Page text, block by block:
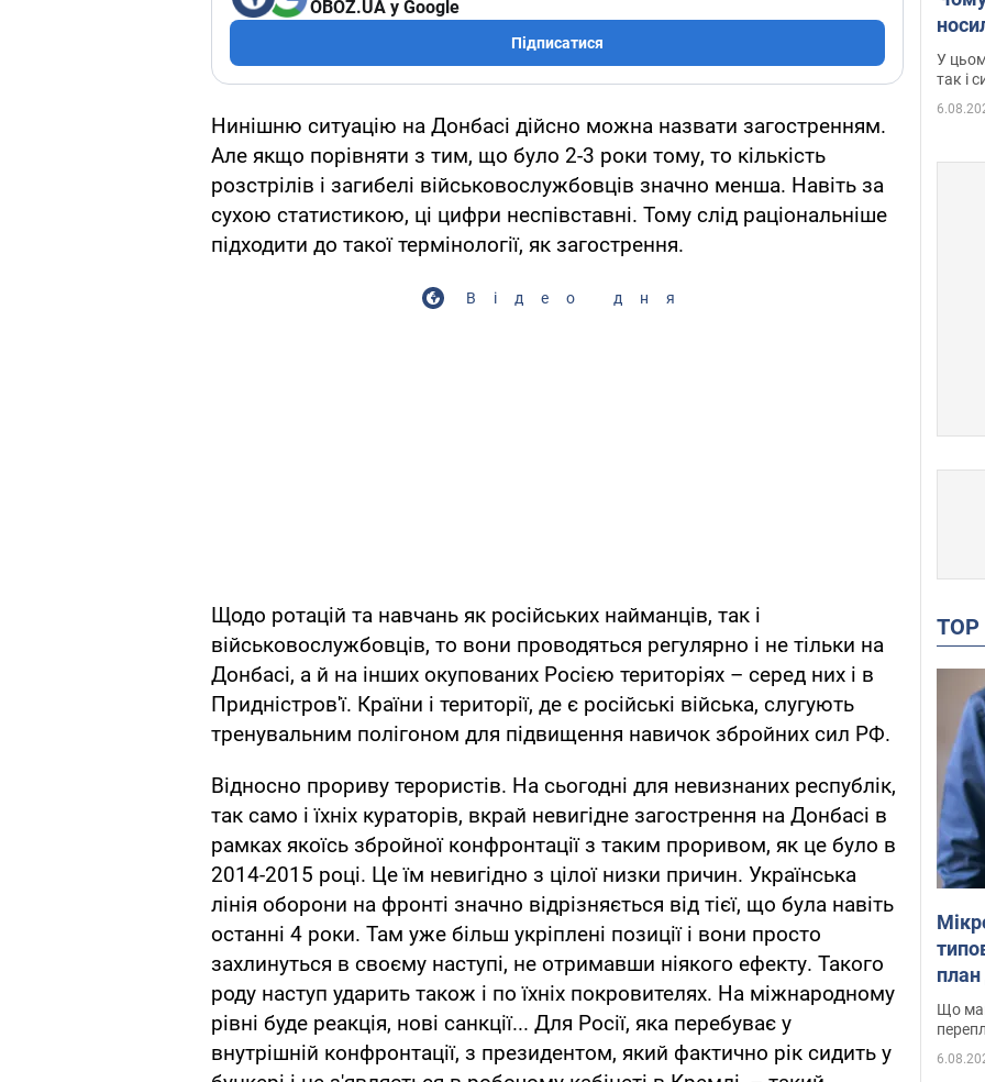
OBOZ.UA у Google
Підписатися
Нинішню ситуацію на Донбасі дійсно можна назвати загостренням.
Але якщо порівняти з тим, що було 2-3 роки тому, то кількість
розстрілів і загибелі військовослужбовців значно менша. Навіть за
сухою статистикою, ці цифри неспівставні. Тому слід раціональніше
підходити до такої термінології, як загострення.
Відео дня
Щодо ротацій та навчань як російських найманців, так і
військовослужбовців, то вони проводяться регулярно і не тільки на
Донбасі, а й на інших окупованих Росією територіях – серед них і в
Придністров'ї. Країни і території, де є російські війська, слугують
тренувальним полігоном для підвищення навичок збройних сил РФ.
Відносно прориву терористів. На сьогодні для невизнаних республік,
так само і їхніх кураторів, вкрай невигідне загострення на Донбасі в
рамках якоїсь збройної конфронтації з таким проривом, як це було в
2014-2015 році. Це їм невигідно з цілої низки причин. Українська
лінія оборони на фронті значно відрізняється від тієї, що була навіть
останні 4 роки. Там уже більш укріплені позиції і вони просто
захлинуться в своєму наступі, не отримавши ніякого ефекту. Такого
роду наступ ударить також і по їхніх покровителях. На міжнародному
рівні буде реакція, нові санкції... Для Росії, яка перебуває у
внутрішній конфронтації, з президентом, який фактично рік сидить у
У
так і
план
Що